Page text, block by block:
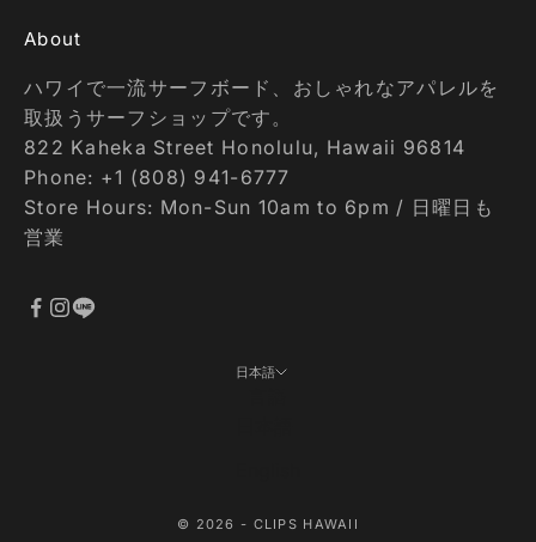
About
ハワイで一流サーフボード、おしゃれなアパレルを
取扱うサーフショップです。
822 Kaheka Street Honolulu, Hawaii 96814
Phone: +1 (808) 941-6777
Store Hours: Mon-Sun 10am to 6pm / 日曜日も
営業
日本語
© 2026 - CLIPS HAWAII